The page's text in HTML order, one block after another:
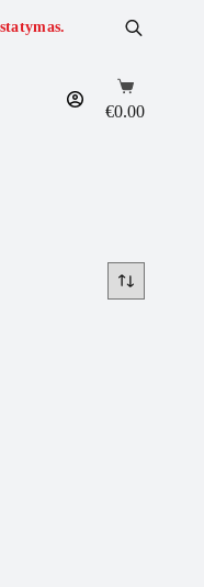
Shopping
cart
€0.00